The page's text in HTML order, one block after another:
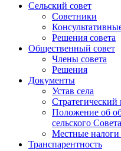
Сельский совет
Советники
Решения совета
Общественный совет
Члены совета
Решения
Документы
Устав села
Стратегический
Положение об
сельского Совета
Местные
Транспарентность